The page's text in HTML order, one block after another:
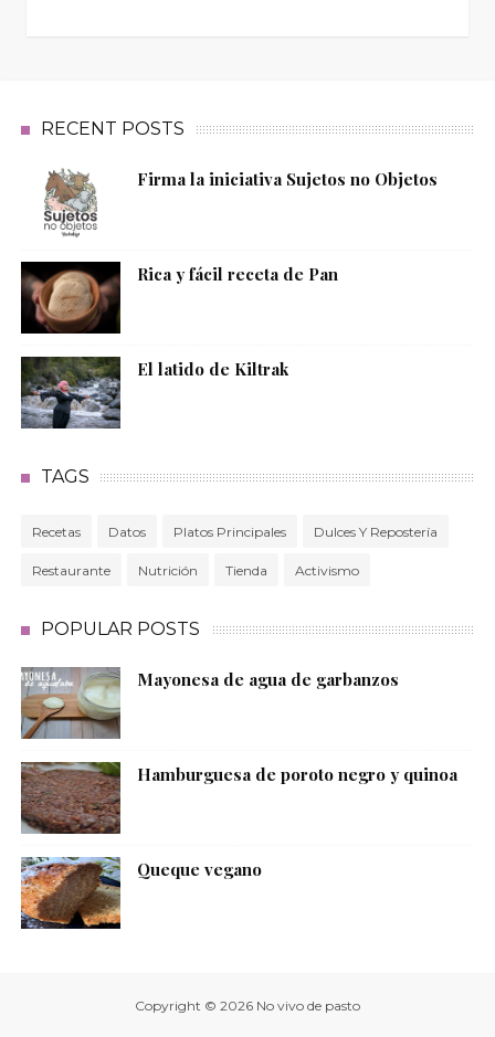
RECENT POSTS
Firma la iniciativa Sujetos no Objetos
Rica y fácil receta de Pan
El latido de Kiltrak
TAGS
Recetas Datos Platos Principales Dulces Y Repostería
Restaurante Nutrición Tienda Activismo
POPULAR POSTS
Mayonesa de agua de garbanzos
Hamburguesa de poroto negro y quinoa
Queque vegano
Copyright © 2026 No vivo de pasto